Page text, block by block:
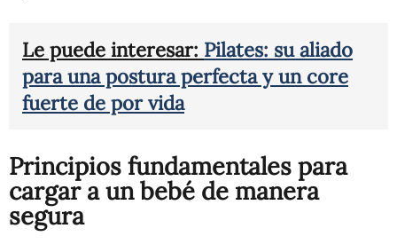
Le puede interesar: Pilates: su aliado
para una postura perfecta y un core
fuerte de por vida
Principios fundamentales para
cargar a un bebé de manera
segura